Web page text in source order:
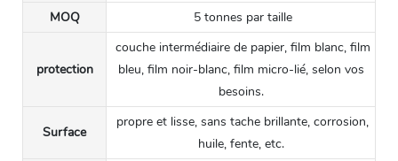
MOQ
5 tonnes par taille
protection
couche intermédiaire de papier, film blanc, film
bleu, film noir-blanc, film micro-lié, selon vos
besoins.
Surface
propre et lisse, sans tache brillante, corrosion,
huile, fente, etc.